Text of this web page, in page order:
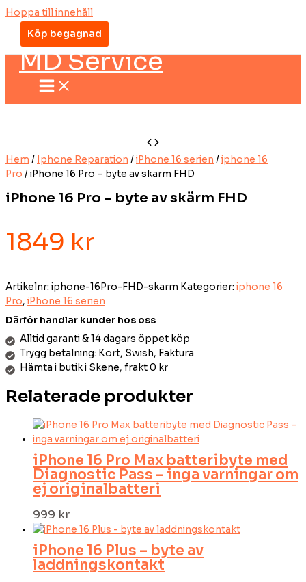
Hoppa till innehåll
Köp begagnad
MD Service
Hem / Iphone Reparation /iPhone 16 serien /iphone 16
Pro / iPhone 16 Pro – byte av skärm FHD
iPhone 16 Pro – byte av skärm FHD
1849 kr
Artikelnr: iphone-16Pro-FHD-skarm Kategorier: iphone 16
Pro, iPhone 16 serien
Därför handlar kunder hos oss
Alltid garanti & 14 dagars öppet köp
Trygg betalning: Kort, Swish, Faktura
Hämta i butik i Skene, frakt 0 kr
Relaterade produkter
iPhone 16 Pro Max batteribyte med
Diagnostic Pass – inga varningar om
ej originalbatteri
999 kr
iPhone 16 Plus – byte av
laddningskontakt